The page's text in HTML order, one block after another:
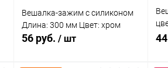
Вешалка-зажим с силиконом
Длина: 300 мм Цвет: хром
56 руб. / шт